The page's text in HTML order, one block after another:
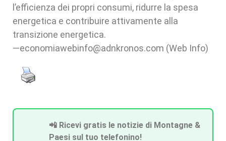
l’efficienza dei propri consumi, ridurre la spesa
energetica e contribuire attivamente alla
transizione energetica.
—economiawebinfo@adnkronos.com (Web Info)
📲 Ricevi gratis le notizie di Montagne &
Paesi sul tuo telefonino!